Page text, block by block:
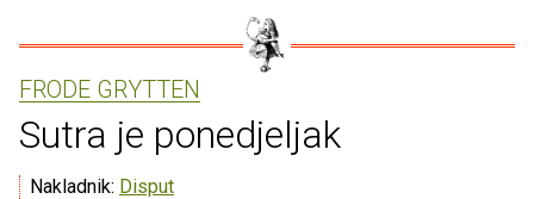
FRODE GRYTTEN
Sutra je ponedjeljak
Nakladnik: Disput